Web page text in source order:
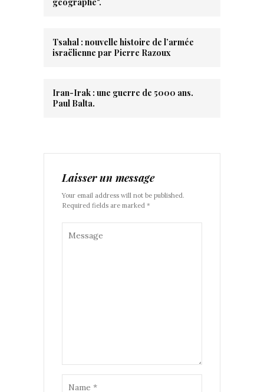
géographe".
Tsahal : nouvelle histoire de l’armée
israëlienne par Pierre Razoux
Iran-Irak : une guerre de 5000 ans.
Paul Balta.
Laisser un message
Your email address will not be published.
Required fields are marked *